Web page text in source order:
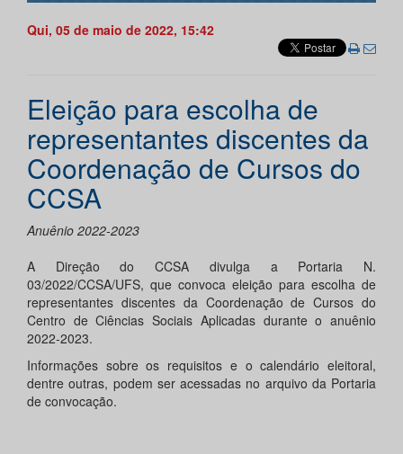
Qui, 05 de maio de 2022, 15:42
Eleição para escolha de
representantes discentes da
Coordenação de Cursos do
CCSA
Anuênio 2022-2023
A Direção do CCSA divulga a Portaria N.
03/2022/CCSA/UFS, que convoca eleição para escolha de
representantes discentes da Coordenação de Cursos do
Centro de Ciências Sociais Aplicadas durante o anuênio
2022-2023.
Informações sobre os requisitos e o calendário eleitoral,
dentre outras, podem ser acessadas no arquivo da Portaria
de convocação.